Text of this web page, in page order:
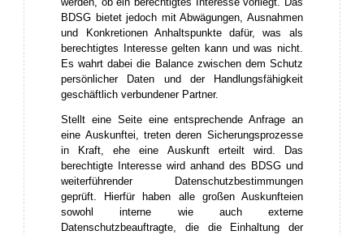
BDSG bietet jedoch mit Abwägungen, Ausnahmen
und Konkretionen Anhaltspunkte dafür, was als
berechtigtes Interesse gelten kann und was nicht.
Es wahrt dabei die Balance zwischen dem Schutz
persönlicher Daten und der Handlungsfähigkeit
geschäftlich verbundener Partner.
Stellt eine Seite eine entsprechende Anfrage an
eine Auskunftei, treten deren Sicherungsprozesse
in Kraft, ehe eine Auskunft erteilt wird. Das
berechtigte Interesse wird anhand des BDSG und
weiterführender Datenschutzbestimmungen
geprüft. Hierfür haben alle großen Auskunfteien
sowohl interne wie auch externe
Datenschutzbeauftragte, die die Einhaltung der